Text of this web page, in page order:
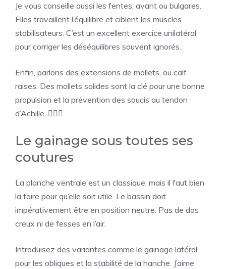
Je vous conseille aussi les fentes, avant ou bulgares.
Elles travaillent l’équilibre et ciblent les muscles
stabilisateurs. C’est un excellent exercice unilatéral
pour corriger les déséquilibres souvent ignorés.
Enfin, parlons des extensions de mollets, ou calf
raises. Des mollets solides sont la clé pour une bonne
propulsion et la prévention des soucis au tendon
d’Achille. 🏃🏻‍♂️
Le gainage sous toutes ses
coutures
La planche ventrale est un classique, mais il faut bien
la faire pour qu’elle soit utile. Le bassin doit
impérativement être en position neutre. Pas de dos
creux ni de fesses en l’air.
Introduisez des variantes comme le gainage latéral
pour les obliques et la stabilité de la hanche. J’aime